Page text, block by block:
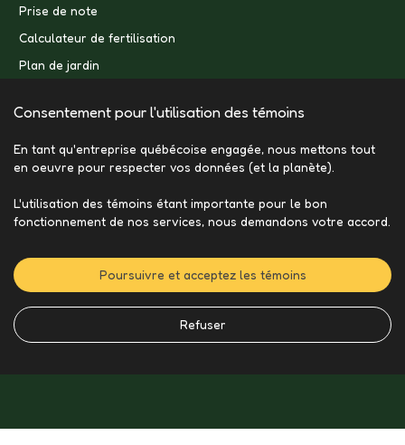
Prise de note
Calculateur de fertilisation
Plan de jardin
Consentement pour l'utilisation des témoins
En tant qu'entreprise québécoise engagée, nous mettons tout
en oeuvre pour respecter vos données (et la planète).
L'utilisation des témoins étant importante pour le bon
fonctionnement de nos services, nous demandons votre accord.
Poursuivre et acceptez les témoins
Refuser